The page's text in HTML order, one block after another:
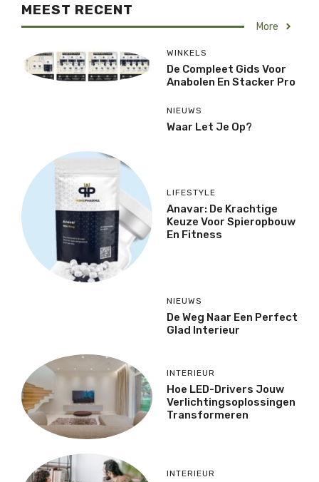
MEEST RECENT
More
WINKELS
De Compleet Gids Voor
Anabolen En Stacker Pro
NIEUWS
Waar Let Je Op?
LIFESTYLE
Anavar: De Krachtige
Keuze Voor Spieropbouw
En Fitness
NIEUWS
De Weg Naar Een Perfect
Glad Interieur
INTERIEUR
Hoe LED-Drivers Jouw
Verlichtingsoplossingen
Transformeren
INTERIEUR